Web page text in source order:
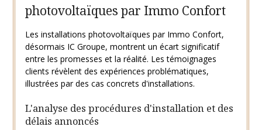
photovoltaïques par Immo Confort
Les installations photovoltaïques par Immo Confort,
désormais IC Groupe, montrent un écart significatif
entre les promesses et la réalité. Les témoignages
clients révèlent des expériences problématiques,
illustrées par des cas concrets d'installations.
L'analyse des procédures d'installation et des
délais annoncés